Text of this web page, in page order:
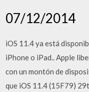
07/12/2014
iOS 11.4 ya está
iPhone o iPad.. Apple
con un montón de
que iOS 11.4 (15F79)